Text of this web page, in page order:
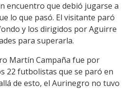
encuentro que debió jugarse a
lo que pasó. El visitante paró
y los dirigidos por Aguirre
para superarla.
Martín Campaña fue por
22 futbolistas que se paró en
de esto, el Aurinegro no tuvo